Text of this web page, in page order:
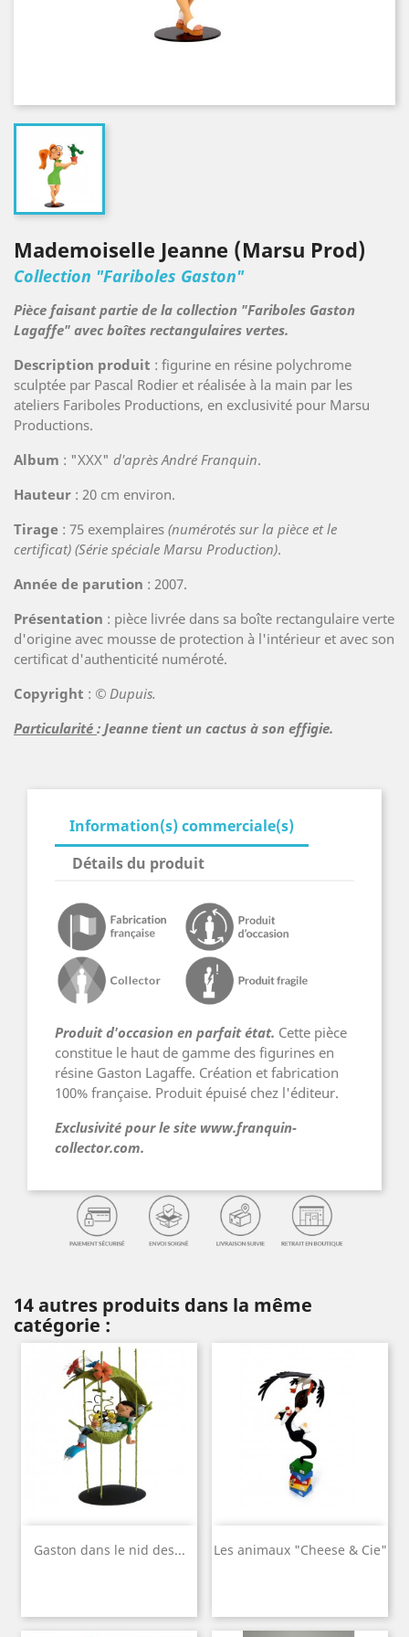
Mademoiselle Jeanne (Marsu Prod)
Collection "Fariboles Gaston"
Pièce faisant partie de la collection "Fariboles Gaston
Lagaffe" avec boîtes rectangulaires vertes.
Description produit : figurine en résine polychrome
sculptée par Pascal Rodier et réalisée à la main par les
ateliers Fariboles Productions, en exclusivité pour Marsu
Productions.
Album : "XXX" d'après André Franquin.
Hauteur : 20 cm environ.
Tirage : 75 exemplaires (numérotés sur la pièce et le
certificat) (Série spéciale Marsu Production).
Année de parution : 2007.
Présentation : pièce livrée dans sa boîte rectangulaire verte
d'origine avec mousse de protection à l'intérieur et avec son
certificat d'authenticité numéroté.
Copyright : © Dupuis.
Particularité : Jeanne tient un cactus à son effigie.
Information(s) commerciale(s)
Détails du produit
Produit d'occasion en parfait état. Cette pièce
constitue le haut de gamme des figurines en
résine Gaston Lagaffe. Création et fabrication
100% française. Produit épuisé chez l'éditeur.
Exclusivité pour le site www.franquin-
collector.com.
14 autres produits dans la même
catégorie :
Gaston dans le nid des... Les animaux "Cheese & Cie"